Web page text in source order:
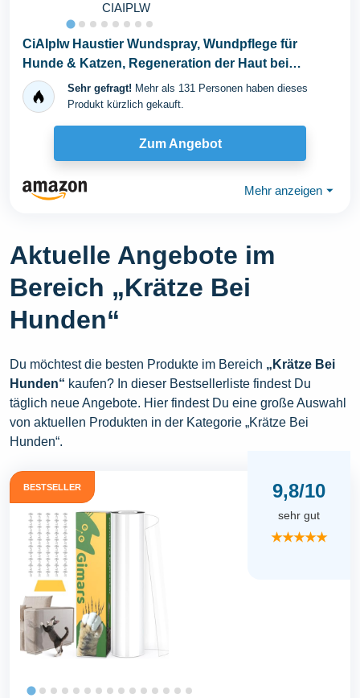
CIAIPLW
CiAIplw Haustier Wundspray, Wundpflege für
Hunde & Katzen, Regeneration der Haut bei
Wunden...Sehr gefragt! Mehr als 131 Personen haben dieses
Produkt kürzlich gekauft.
Zum Angebot
Mehr anzeigen ⏷
Aktuelle Angebote im
Bereich „Krätze Bei
Hunden“
Du möchtest die besten Produkte im Bereich „Krätze Bei
Hunden“ kaufen? In dieser Bestsellerliste findest Du
täglich neue Angebote. Hier findest Du eine große Auswahl
von aktuellen Produkten in der Kategorie „Krätze Bei
Hunden“.
BESTSELLER 9,8/10
sehr gut
★★★★★